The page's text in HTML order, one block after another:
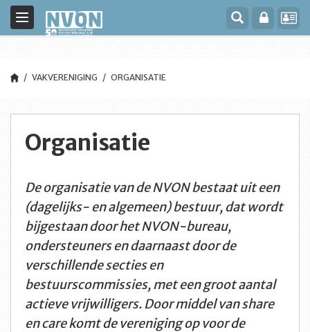
<title>NVON</title>
Toggle
navigation
VAKVERENIGING ORGANISATIE
Organisatie
De organisatie van de NVON bestaat uit een
(dagelijks- en algemeen) bestuur, dat wordt
bijgestaan door het NVON-bureau,
ondersteuners en daarnaast door de
verschillende secties en
bestuurscommissies, met een groot aantal
actieve vrijwilligers. Door middel van share
en care komt de vereniging op voor de